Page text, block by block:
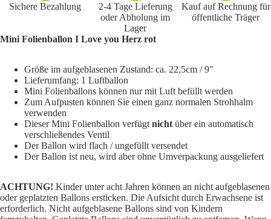
Sichere Bezahlung
2-4 Tage Lieferung
oder Abholung im
Lager
Kauf auf Rechnung für
öffentliche Träger
Mini Folienballon I Love you Herz rot
Größe im aufgeblasenen Zustand: ca. 22,5cm / 9"
Lieferumfang: 1 Luftballon
Mini Folienballons können nur mit Luft befüllt werden
Zum Aufpusten können Sie einen ganz normalen Strohhalm
verwenden
Dieser Mini Folienballon verfügt nicht über ein automatisch
verschließendes Ventil
Der Ballon wird flach / ungefüllt versendet
Der Ballon ist neu, wird aber ohne Umverpackung ausgeliefert
ACHTUNG! Kinder unter acht Jahren können an nicht aufgeblasenen
oder geplatzten Ballons ersticken. Die Aufsicht durch Erwachsene ist
erforderlich. Nicht aufgeblasene Ballons sind von Kindern